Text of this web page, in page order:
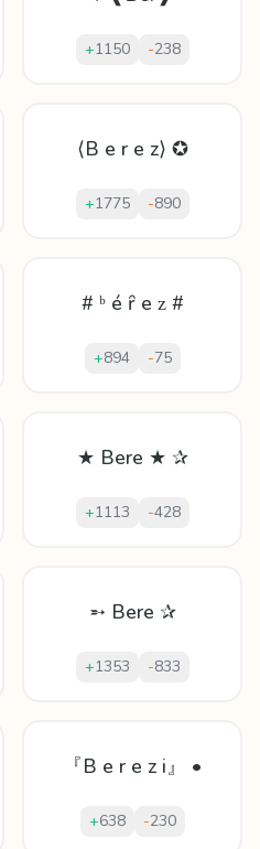
+1150 -238
⟨B e r e z⟩ ✪
+1775 -890
# ᵇ é ȓ e ᴢ #
+894 -75
★ Bere ★ ✰
+1113 -428
➵ Bere ✰
+1353 -833
『B e r e z i』 •
+638 -230